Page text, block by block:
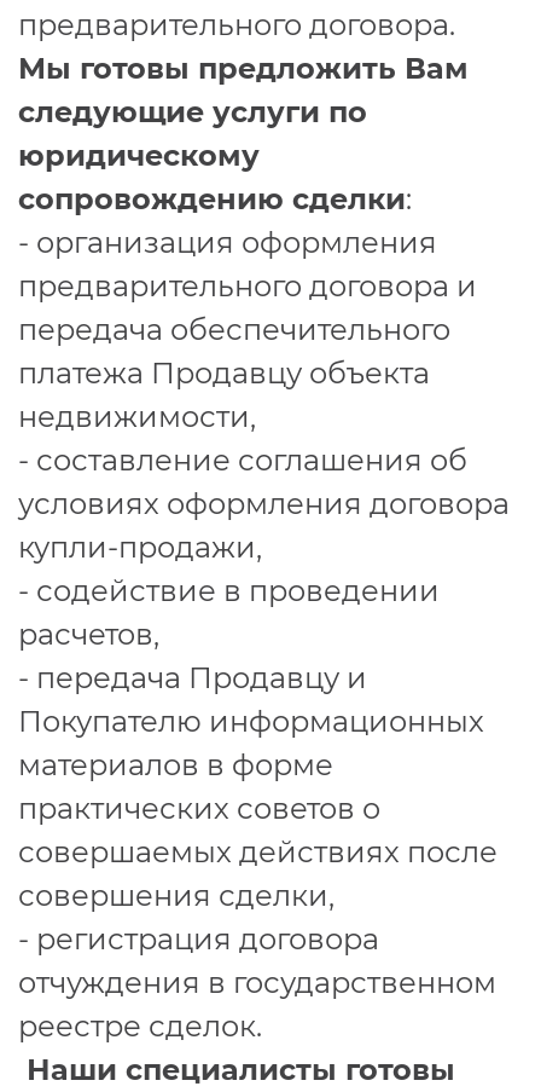
предварительного договора.
Мы готовы предложить Вам
следующие услуги по
юридическому
сопровождению сделки:
- организация оформления
предварительного договора и
передача обеспечительного
платежа Продавцу объекта
недвижимости,
- составление соглашения об
условиях оформления договора
купли-продажи,
- содействие в проведении
расчетов,
- передача Продавцу и
Покупателю информационных
материалов в форме
практических советов о
совершаемых действиях после
совершения сделки,
- регистрация договора
отчуждения в государственном
реестре сделок.
Наши специалисты готовы